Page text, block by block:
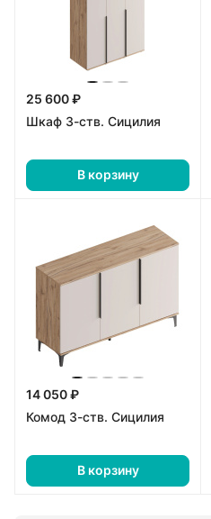
25 600 ₽
Шкаф 3-ств. Сицилия
В корзину
14 050 ₽
Комод 3-ств. Сицилия
В корзину